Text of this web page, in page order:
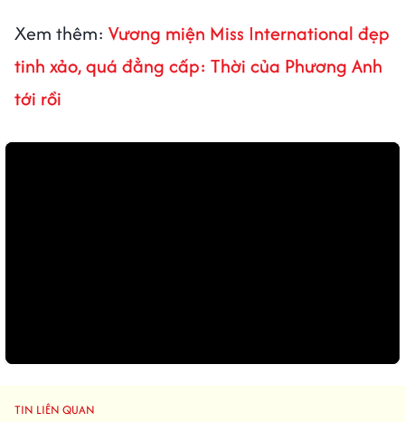
Xem thêm: Vương miện Miss International đẹp
tinh xảo, quá đẳng cấp: Thời của Phương Anh
tới rồi
TIN LIÊN QUAN